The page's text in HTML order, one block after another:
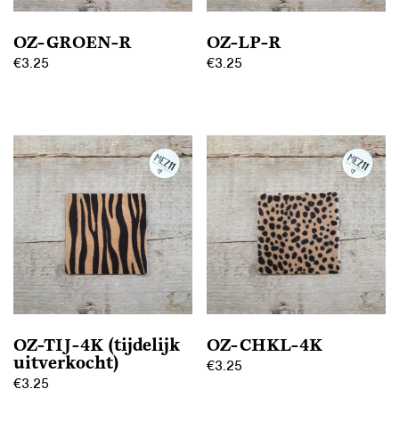
OZ-GROEN-R
€3.25
OZ-LP-R
€3.25
OZ-TIJ-4K (tijdelijk
uitverkocht)
€3.25
OZ-CHKL-4K
€3.25